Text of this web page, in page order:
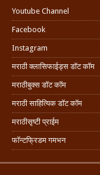
Youtube Channel
Facebook
Instagram
मराठी क्लासिफाईड्स डॉट कॉम
मराठीबुक्स डॉट कॉम
मराठी साहित्यिक डॉट कॉम
मराठीसृष्टी प्राईम
फॉन्टफ्रिडम गमभन